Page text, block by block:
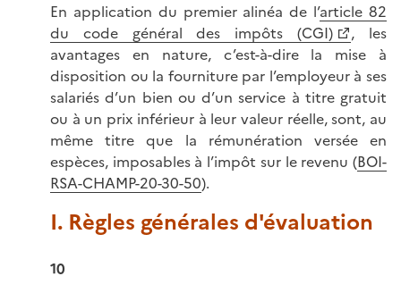
En application du premier alinéa de l’article 82
du code général des impôts (CGI)
, les
avantages en nature, c’est-à-dire la mise à
disposition ou la fourniture par l’employeur à ses
salariés d’un bien ou d’un service à titre gratuit
ou à un prix inférieur à leur valeur réelle, sont, au
même titre que la rémunération versée en
espèces, imposables à l’impôt sur le revenu (BOI-
RSA-CHAMP-20-30-50).
I. Règles générales d'évaluation
10